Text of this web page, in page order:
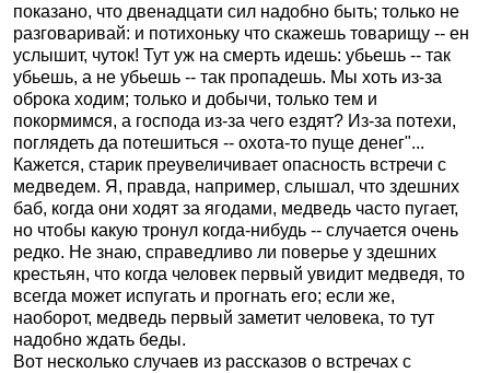
показано, что двенадцати сил надобно быть; только не
разговаривай: и потихоньку что скажешь товарищу -- ен
услышит, чуток! Тут уж на смерть идешь: убьешь -- так
убьешь, а не убьешь -- так пропадешь. Мы хоть из-за
оброка ходим; только и добычи, только тем и
покормимся, а господа из-за чего ездят? Из-за потехи,
поглядеть да потешиться -- охота-то пуще денег"...
Кажется, старик преувеличивает опасность встречи с
медведем. Я, правда, например, слышал, что здешних
баб, когда они ходят за ягодами, медведь часто пугает,
но чтобы какую тронул когда-нибудь -- случается очень
редко. Не знаю, справедливо ли поверье у здешних
крестьян, что когда человек первый увидит медведя, то
всегда может испугать и прогнать его; если же,
наоборот, медведь первый заметит человека, то тут
надобно ждать беды.
Вот несколько случаев из рассказов о встречах с